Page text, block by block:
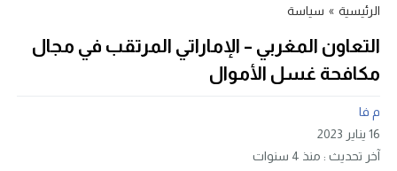
الرئيسية » سياسة
التعاون المغربي – الإماراتي المرتقب في مجال
مكافحة غسل الأموال
م فا
16 يناير 2023
آخر تحديث : منذ 4 سنوات